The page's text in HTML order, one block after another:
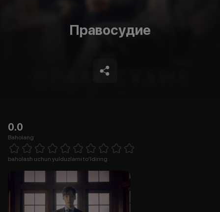
Правосудие
0.0
Baholang
1 Star 2 Stars 3 Stars 4 Stars5 Stars 6 Stars7 Stars8 Stars
baholash uchun yulduzlarni to'ldiring